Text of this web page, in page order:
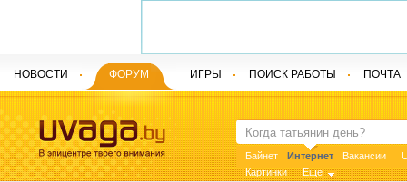
Байнет Интернет Вакансии
Картинки
Еще
НОВОСТИ ФОРУМ ИГРЫ ПОИСК РАБОТЫ ПОЧТА